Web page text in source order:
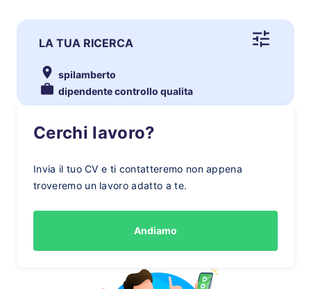
LA TUA RICERCA
spilamberto
dipendente controllo qualita
Cerchi lavoro?
Invia il tuo CV e ti contatteremo non appena
troveremo un lavoro adatto a te.
Andiamo